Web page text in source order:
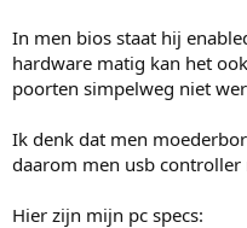
In men bios staat hij
hardware matig kan het
poorten simpelweg niet
Ik denk dat men
daarom men usb controller
Hier zijn mijn pc specs: